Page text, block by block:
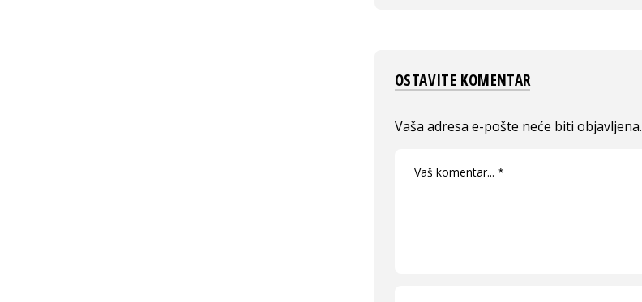
OSTAVITE KOMENTAR
Vaša adresa e-pošte neće biti objavljena.